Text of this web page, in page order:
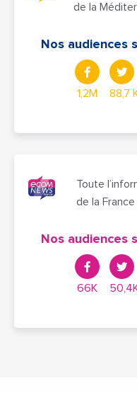
de la
Nos audiences
1,2M 88,7
Toute
de la
Nos audiences
66K